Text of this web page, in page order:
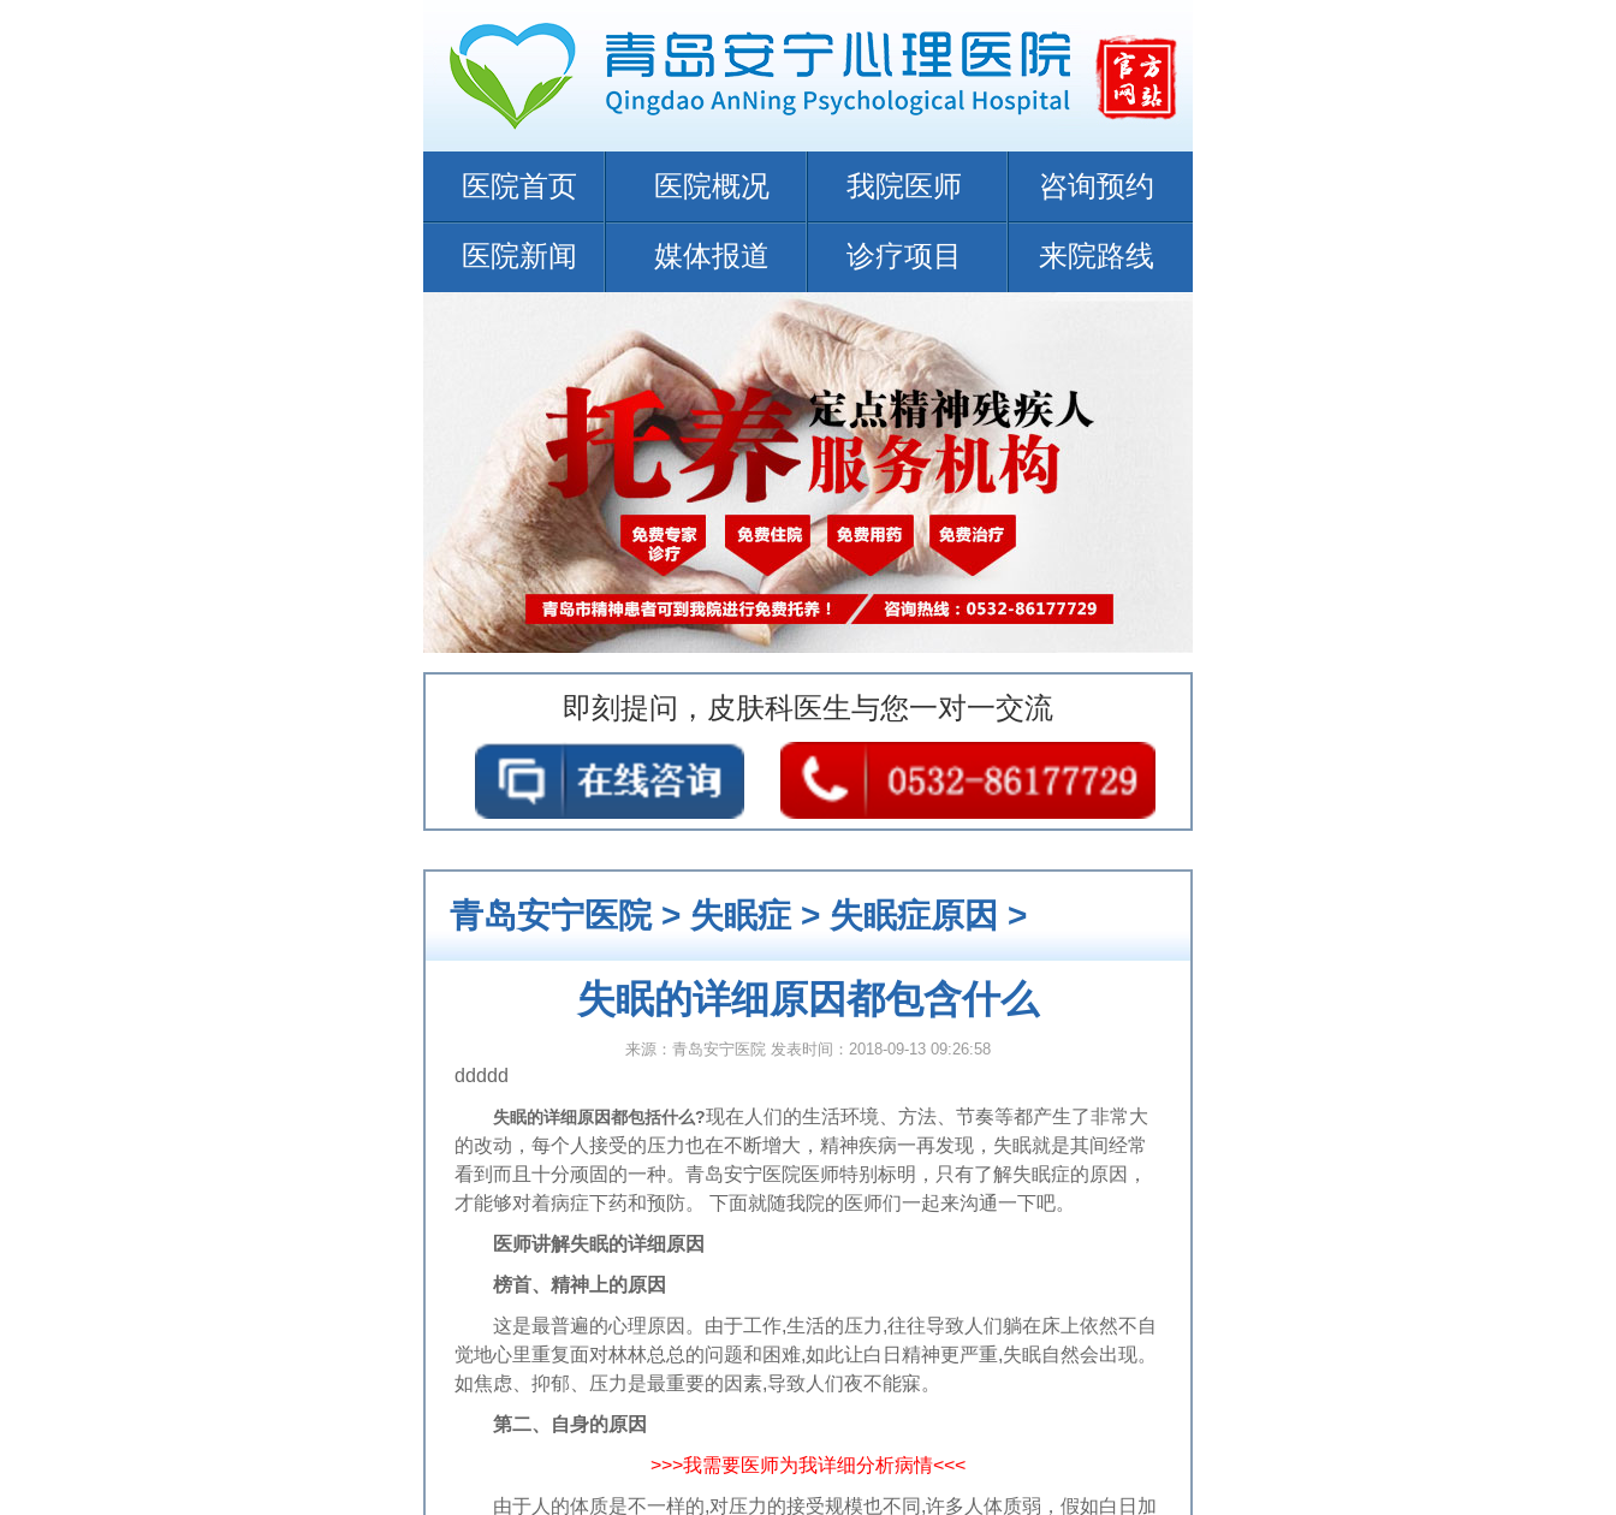
医院首页 医院概况 我院医师 咨询预约
医院新闻 媒体报道 诊疗项目 来院路线
即刻提问，皮肤科医生与您一对一交流
青岛安宁医院> 失眠症 > 失眠症原因 >
失眠的详细原因都包含什么
来源：青岛安宁医院 发表时间：2018-09-13 09:26:58
ddddd
失眠的详细原因都包括什么?现在人们的生活环境、方法、节奏等都产生了非常大
的改动，每个人接受的压力也在不断增大，精神疾病一再发现，失眠就是其间经常
看到而且十分顽固的一种。青岛安宁医院医师特别标明，只有了解失眠症的原因，
才能够对着病症下药和预防。 下面就随我院的医师们一起来沟通一下吧。
医师讲解失眠的详细原因
榜首、精神上的原因
这是最普遍的心理原因。由于工作,生活的压力,往往导致人们躺在床上依然不自
觉地心里重复面对林林总总的问题和困难,如此让白日精神更严重,失眠自然会出现。
如焦虑、抑郁、压力是最重要的因素,导致人们夜不能寐。
第二、自身的原因
>>>我需要医师为我详细分析病情<<<
由于人的体质是不一样的,对压力的接受规模也不同,许多人体质弱，假如白日加